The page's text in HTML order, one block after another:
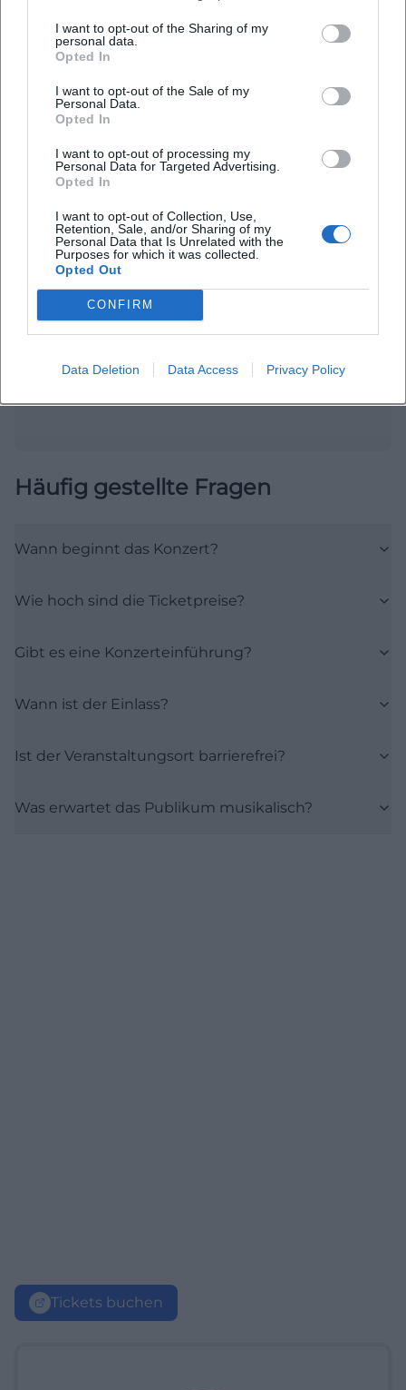
I want to opt-out of the Sharing of my
personal data.
Opted In
I want to opt-out of the Sale of my
Personal Data.
Opted In
I want to opt-out of processing my
Personal Data for Targeted Advertising.
Opted In
I want to opt-out of Collection, Use,
Retention, Sale, and/or Sharing of my
Personal Data that Is Unrelated with the
Purposes for which it was collected.
Opted Out
CONFIRM
Data Deletion Data Access Privacy Policy
Friedrichsforum - Haus und Social Media Hinweis
Bayreuth Tourismus - Friedrichsforum Eventlocation
Open in Google Maps
Häufig gestellte Fragen
Wann beginnt das Konzert?
Wie hoch sind die Ticketpreise?
Gibt es eine Konzerteinführung?
Wann ist der Einlass?
Ist der Veranstaltungsort barrierefrei?
Was erwartet das Publikum musikalisch?
Tickets buchen